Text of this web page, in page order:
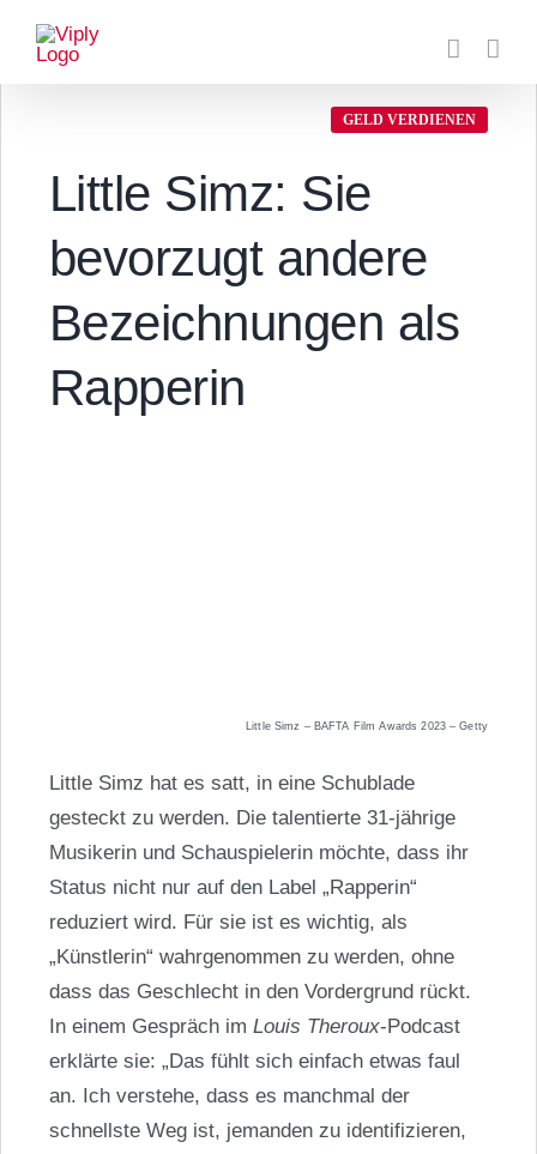
Inhalt
springen
GELD VERDIENEN
Little Simz: Sie
bevorzugt andere
Bezeichnungen als
Rapperin
Little Simz – BAFTA Film Awards 2023 – Getty
Little Simz hat es satt, in eine Schublade
gesteckt zu werden. Die talentierte 31-jährige
Musikerin und Schauspielerin möchte, dass ihr
Status nicht nur auf den Label „Rapperin“
reduziert wird. Für sie ist es wichtig, als
„Künstlerin“ wahrgenommen zu werden, ohne
dass das Geschlecht in den Vordergrund rückt.
In einem Gespräch im Louis Theroux-Podcast
erklärte sie: „Das fühlt sich einfach etwas faul
an. Ich verstehe, dass es manchmal der
schnellste Weg ist, jemanden zu identifizieren,